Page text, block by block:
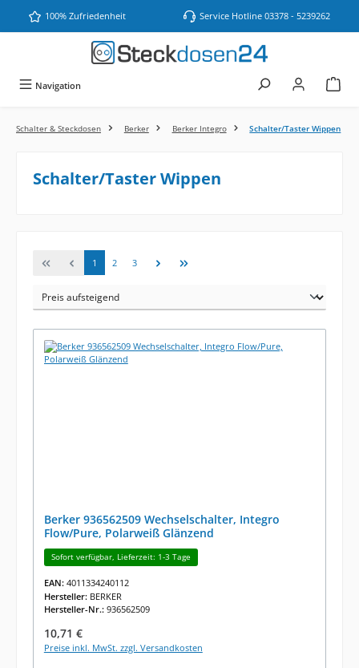
Zum Hauptinhalt springen
100% Zufriedenheit Service Hotline 03378 - 5239262
Navigation
Schalter & Steckdosen Berker Berker Integro Schalter/Taster Wippen
Schalter/Taster Wippen
Seite
1 Seite
2 Seite
3
Berker 936562509 Wechselschalter, Integro
Flow/Pure, Polarweiß Glänzend
Sofort verfügbar, Lieferzeit: 1-3 Tage
EAN: 4011334240112
Hersteller: BERKER
Hersteller-Nr.: 936562509
Regulärer Preis:
10,71 €
Preise inkl. MwSt. zzgl. Versandkosten